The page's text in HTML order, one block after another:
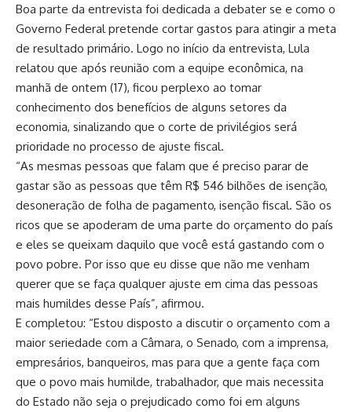
Boa parte da entrevista foi dedicada a debater se e como o
Governo Federal pretende cortar gastos para atingir a meta
de resultado primário. Logo no início da entrevista, Lula
relatou que após reunião com a equipe econômica, na
manhã de ontem (17), ficou perplexo ao tomar
conhecimento dos benefícios de alguns setores da
economia, sinalizando que o corte de privilégios será
prioridade no processo de ajuste fiscal.
“As mesmas pessoas que falam que é preciso parar de
gastar são as pessoas que têm R$ 546 bilhões de isenção,
desoneração de folha de pagamento, isenção fiscal. São os
ricos que se apoderam de uma parte do orçamento do país
e eles se queixam daquilo que você está gastando com o
povo pobre. Por isso que eu disse que não me venham
querer que se faça qualquer ajuste em cima das pessoas
mais humildes desse País”, afirmou.
E completou: “Estou disposto a discutir o orçamento com a
maior seriedade com a Câmara, o Senado, com a imprensa,
empresários, banqueiros, mas para que a gente faça com
que o povo mais humilde, trabalhador, que mais necessita
do Estado não seja o prejudicado como foi em alguns